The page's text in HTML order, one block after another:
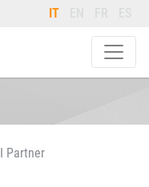
IT EN FR ES
I Partner